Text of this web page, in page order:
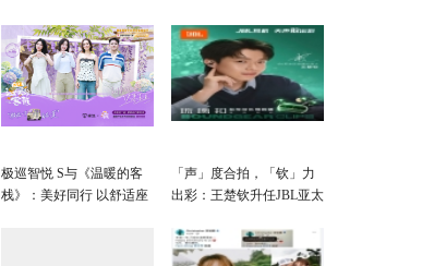
极巡智悦 S与《温暖的客
栈》：美好同行 以舒适座
「声」度合拍，「钦」力
出彩：王楚钦升任JBL亚太